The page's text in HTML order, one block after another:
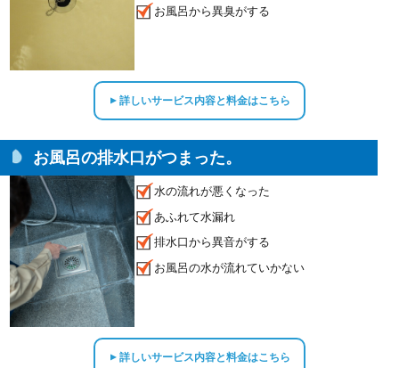
お風呂から異臭がする
▲詳しいサービス内容と料金はこちら
お風呂の排水口がつまった。
水の流れが悪くなった
あふれて水漏れ
排水口から異音がする
お風呂の水が流れていかない
▲詳しいサービス内容と料金はこちら